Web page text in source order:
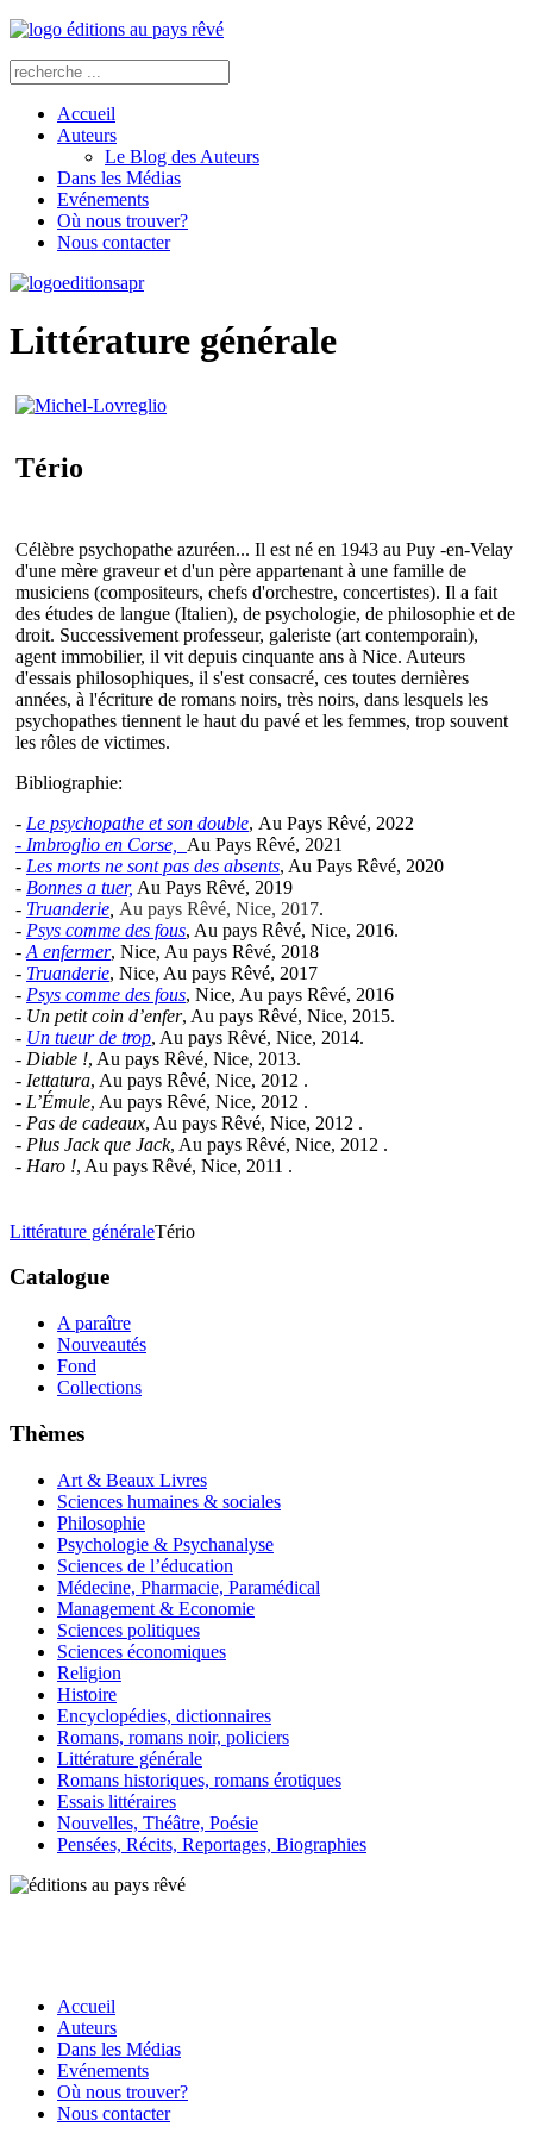
Accueil
Auteurs
Le Blog des Auteurs
Dans les Médias
Evénements
Où nous trouver?
Nous contacter
Littérature générale
Tério
Célèbre psychopathe azuréen... Il est né en 1943 au Puy -en-Velay
d'une mère graveur et d'un père appartenant à une famille de
musiciens (compositeurs, chefs d'orchestre, concertistes). Il a fait
des études de langue (Italien), de psychologie, de philosophie et de
droit. Successivement professeur, galeriste (art contemporain),
agent immobilier, il vit depuis cinquante ans à Nice. Auteurs
d'essais philosophiques, il s'est consacré, ces toutes dernières
années, à l'écriture de romans noirs, très noirs, dans lesquels les
psychopathes tiennent le haut du pavé et les femmes, trop souvent
les rôles de victimes.
Bibliographie:
- Le psychopathe et son double, Au Pays Rêvé, 2022
- Imbroglio en Corse,
Au Pays Rêvé, 2021
- Les morts ne sont pas des absents, Au Pays Rêvé, 2020
- Bonnes a tuer, Au Pays Rêvé, 2019
- Truanderie Au pays Rêvé, Nice, 2017.
- Psys comme des fous, Au pays Rêvé, Nice, 2016.
- A enfermer, Nice, Au pays Rêvé, 2018
- Truanderie, Nice, Au pays Rêvé, 2017
- Psys comme des fous, Nice, Au pays Rêvé, 2016
- Un petit coin d’enfer, Au pays Rêvé, Nice, 2015.
- Un tueur de trop, Au pays Rêvé, Nice, 2014.
- Diable !, Au pays Rêvé, Nice, 2013.
- Iettatura, Au pays Rêvé, Nice, 2012 .
- L’Émule, Au pays Rêvé, Nice, 2012 .
- Pas de cadeaux, Au pays Rêvé, Nice, 2012 .
- Plus Jack que Jack, Au pays Rêvé, Nice, 2012 .
- Haro !, Au pays Rêvé, Nice, 2011 .
Littérature généraleTério
Catalogue
A paraître
Nouveautés
Fond
Collections
Thèmes
Art & Beaux Livres
Sciences humaines & sociales
Philosophie
Psychologie & Psychanalyse
Sciences de l’éducation
Médecine, Pharmacie, Paramédical
Management & Economie
Sciences politiques
Sciences économiques
Religion
Histoire
Encyclopédies, dictionnaires
Romans, romans noir, policiers
Littérature générale
Romans historiques, romans érotiques
Essais littéraires
Nouvelles, Théâtre, Poésie
Pensées, Récits, Reportages, Biographies
Accueil
Auteurs
Dans les Médias
Evénements
Où nous trouver?
Nous contacter